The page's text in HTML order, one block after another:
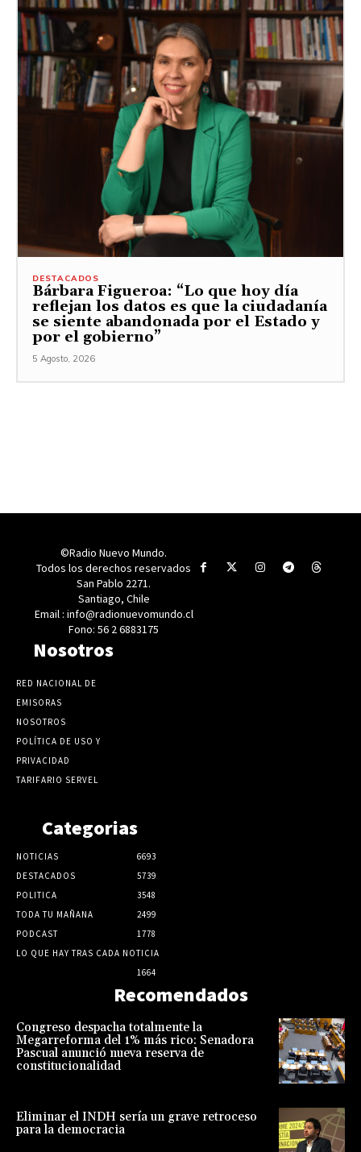
DESTACADOS
Bárbara Figueroa: “Lo que hoy día
reflejan los datos es que la ciudadanía
se siente abandonada por el Estado y
por el gobierno”
5 Agosto, 2026
©Radio Nuevo Mundo.
Todos los derechos reservados
San Pablo 2271.
Santiago, Chile
Email : info@radionuevomundo.cl
Fono: 56 2 6883175
Nosotros
RED NACIONAL DE
EMISORAS
NOSOTROS
POLÍTICA DE USO Y
PRIVACIDAD
TARIFARIO SERVEL
Categorias
NOTICIAS
6693
DESTACADOS
5739
POLITICA
3548
TODA TU MAÑANA
2499
PODCAST
1778
LO QUE HAY TRAS CADA NOTICIA
1664
Recomendados
Congreso despacha totalmente la
Megarreforma del 1% más rico: Senadora
Pascual anunció nueva reserva de
constitucionalidad
Eliminar el INDH sería un grave retroceso
para la democracia